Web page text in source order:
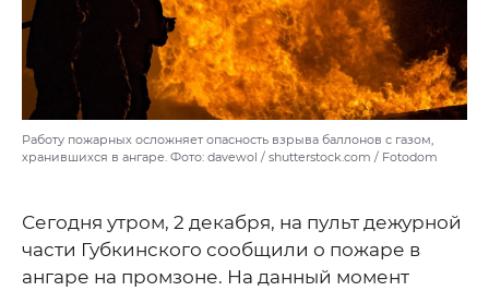
Работу пожарных осложняет опасность взрыва баллонов с газом,
хранившихся в ангаре. Фото: davewol / shutterstock.com / Fotodom
Сегодня утром, 2 декабря, на пульт дежурной
части Губкинского сообщили о пожаре в
ангаре на промзоне. На данный момент